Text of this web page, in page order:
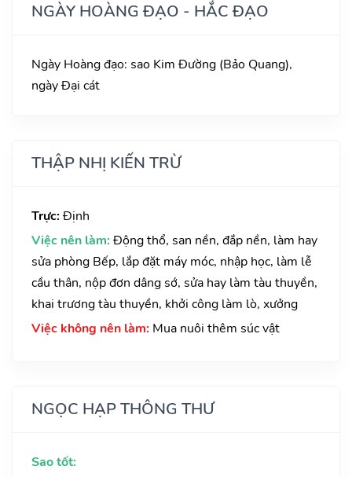
NGÀY HOÀNG ĐẠO - HẮC ĐẠO
Ngày Hoàng đạo: sao Kim Đường (Bảo Quang),
ngày Đại cát
THẬP NHỊ KIẾN TRỪ
Trực: Định
Việc nên làm: Động thổ, san nền, đắp nền, làm hay
sửa phòng Bếp, lắp đặt máy móc, nhập học, làm lễ
cầu thân, nộp đơn dâng sớ, sửa hay làm tàu thuyền,
khai trương tàu thuyền, khởi công làm lò, xưởng
Việc không nên làm: Mua nuôi thêm súc vật
NGỌC HẠP THÔNG THƯ
Sao tốt: